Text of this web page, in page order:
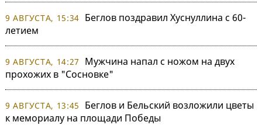
9 АВГУСТА, 15:34 Беглов поздравил Хуснуллина с 60-
летием
9 АВГУСТА, 14:27
Мужчина напал с ножом на двух
прохожих в "Сосновке"
9 АВГУСТА, 13:45
Беглов и Бельский возложили цветы
к мемориалу на площади Победы